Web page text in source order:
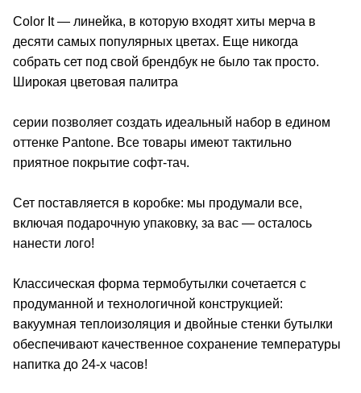
Color It — линейка, в которую входят хиты мерча в
десяти самых популярных цветах. Еще никогда
собрать сет под свой брендбук не было так просто.
Широкая цветовая палитра
серии позволяет создать идеальный набор в едином
оттенке Pantone. Все товары имеют тактильно
приятное покрытие софт-тач.
Сет поставляется в коробке: мы продумали все,
включая подарочную упаковку, за вас — осталось
нанести лого!
Классическая форма термобутылки сочетается с
продуманной и технологичной конструкцией:
вакуумная теплоизоляция и двойные стенки бутылки
обеспечивают качественное сохранение температуры
напитка до 24-х часов!